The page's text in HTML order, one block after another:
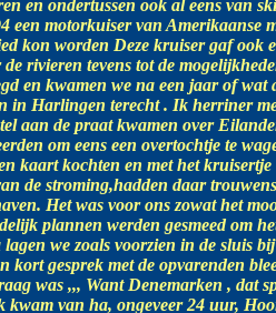
en ondertussen ook al eens van
een motorkuiser van Amerikaanse
kon worden Deze kruiser gaf ook
de rivieren tevens tot de
en kwamen we na een jaar of
in Harlingen terecht . Ik herriner
aan de praat kwamen over
om eens een overtochtje te
kaart kochten en met het
de stroming,hadden daar
Het was voor ons zowat het
plannen werden gesmeed om
we zoals voorzien in de sluis
kort gesprek met de opvarenden
was ,,, Want Denemarken , dat
kwam van ha, ongeveer 24 uur,